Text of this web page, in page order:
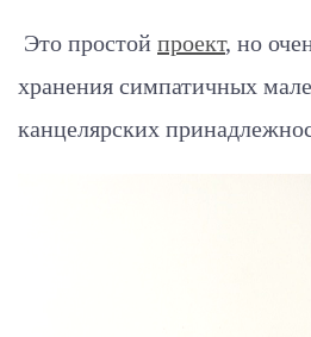
Это простой проект, но
хранения симпатичных
канцелярских